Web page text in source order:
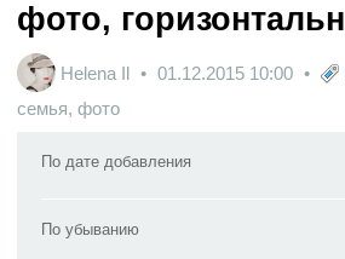
фото,
Helena Il 01.12.2015 10:00
семья, фото
По дате добавления
По убыванию